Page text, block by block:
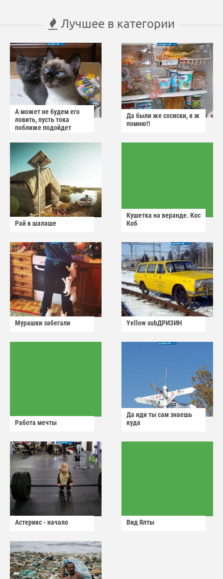
Лучшее в категории
А может не будем его
ловить, пусть тока
поближе подойдет
Да были же сосиски, я ж
помню!!
Рай в шалаше
Кушетка на веранде. Кос
Коб
Мурашки забегали Yellow subДРИЗИН
Работа мечты
Да иди ты сам знаешь
куда
Астерикс - начало Вид Ялты